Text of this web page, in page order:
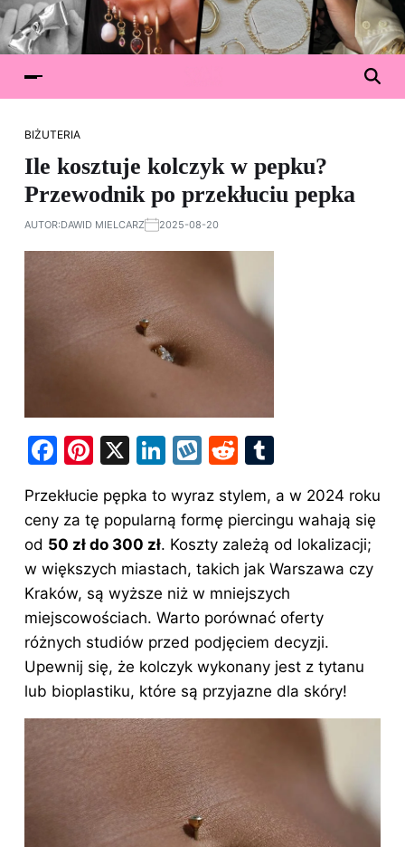
BIŻUTERIA
Ile kosztuje kolczyk w pepku?
Przewodnik po przekłuciu pepka
AUTOR:DAWID MIELCARZ 2025-08-20
F
c
e
b
o
o
k
Pi
er
e
st
X
Li
k
e
dI
n
W
k
o
p
R
d
di
t
m
bl
r
Przekłucie pępka to wyraz stylem, a w 2024 roku
ceny za tę popularną formę piercingu wahają się
od 50 zł do 300 zł. Koszty zależą od lokalizacji;
w większych miastach, takich jak Warszawa czy
Kraków, są wyższe niż w mniejszych
miejscowościach. Warto porównać oferty
różnych studiów przed podjęciem decyzji.
Upewnij się, że kolczyk wykonany jest z tytanu
lub bioplastiku, które są przyjazne dla skóry!